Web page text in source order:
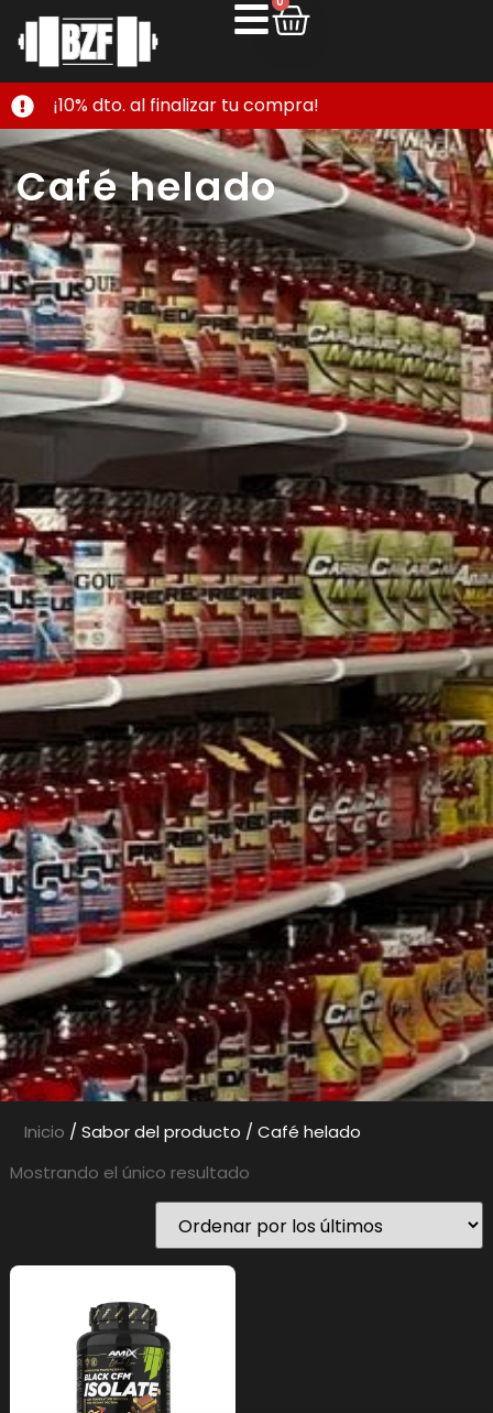
¡10% dto. al finalizar tu compra!
Café helado
Inicio / Sabor del producto / Café helado
Mostrando el único resultado